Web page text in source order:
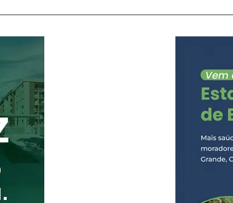
a prisão,